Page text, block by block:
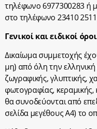
τηλέφωνο 6977300283 ή
στο τηλέφωνο 23410
Γενικοί και ειδικοί
Δικαίωμα συμμετοχής
μη) από όλη την
ζωγραφικής, γλυπτικής,
φωτογραφίας,
θα συνοδεύονται από
σελίδα μεγέθους Α4) το